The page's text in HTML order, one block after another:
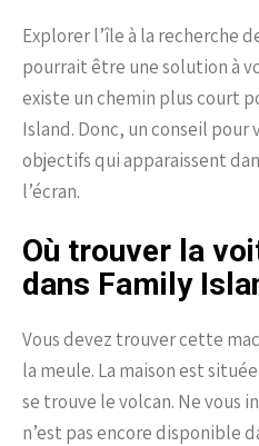
Explorer l’île à la recherche
pourrait être une solution à
existe un chemin plus court
Island. Donc, un conseil
objectifs qui apparaissent
l’écran.
Où trouver la
dans Family
Vous devez trouver cette
la meule. La maison est
se trouve le volcan. Ne vous
n’est pas encore disponible